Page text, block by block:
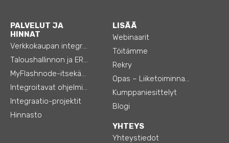
PALVELUT JA
HINNAT
Verkkokaupan integraatiot
Taloushallinnon ja ERP:n integraatiot
MyFlashnode-itsekäyttö-automaatio
Integroitavat ohjelmistot
Integraatio-projektit
Hinnasto
LISÄÄ
Webinaarit
Töitämme
Rekry
Opas – Liiketoiminnan tehostamiseen
Kumppaniesittelyt
Blogi
YHTEYS
Yhteystiedot